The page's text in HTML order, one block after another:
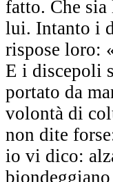
fatto. Che
lui. Intanto i
rispose loro:
E i discepoli
portato da
volontà di
non dite
io vi dico: